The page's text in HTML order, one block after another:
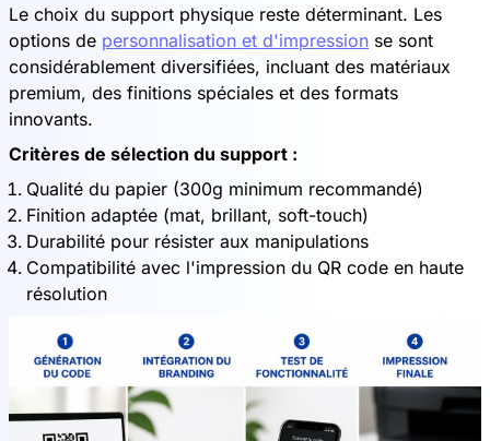
Le choix du support physique reste déterminant. Les
options de personnalisation et d'impression se sont
considérablement diversifiées, incluant des matériaux
premium, des finitions spéciales et des formats
innovants.
Critères de sélection du support :
Qualité du papier (300g minimum recommandé)
Finition adaptée (mat, brillant, soft-touch)
Durabilité pour résister aux manipulations
Compatibilité avec l'impression du QR code en haute
résolution